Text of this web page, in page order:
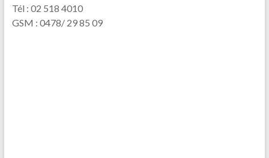
Tél : 02 518 4010
GSM : 0478/ 29 85 09